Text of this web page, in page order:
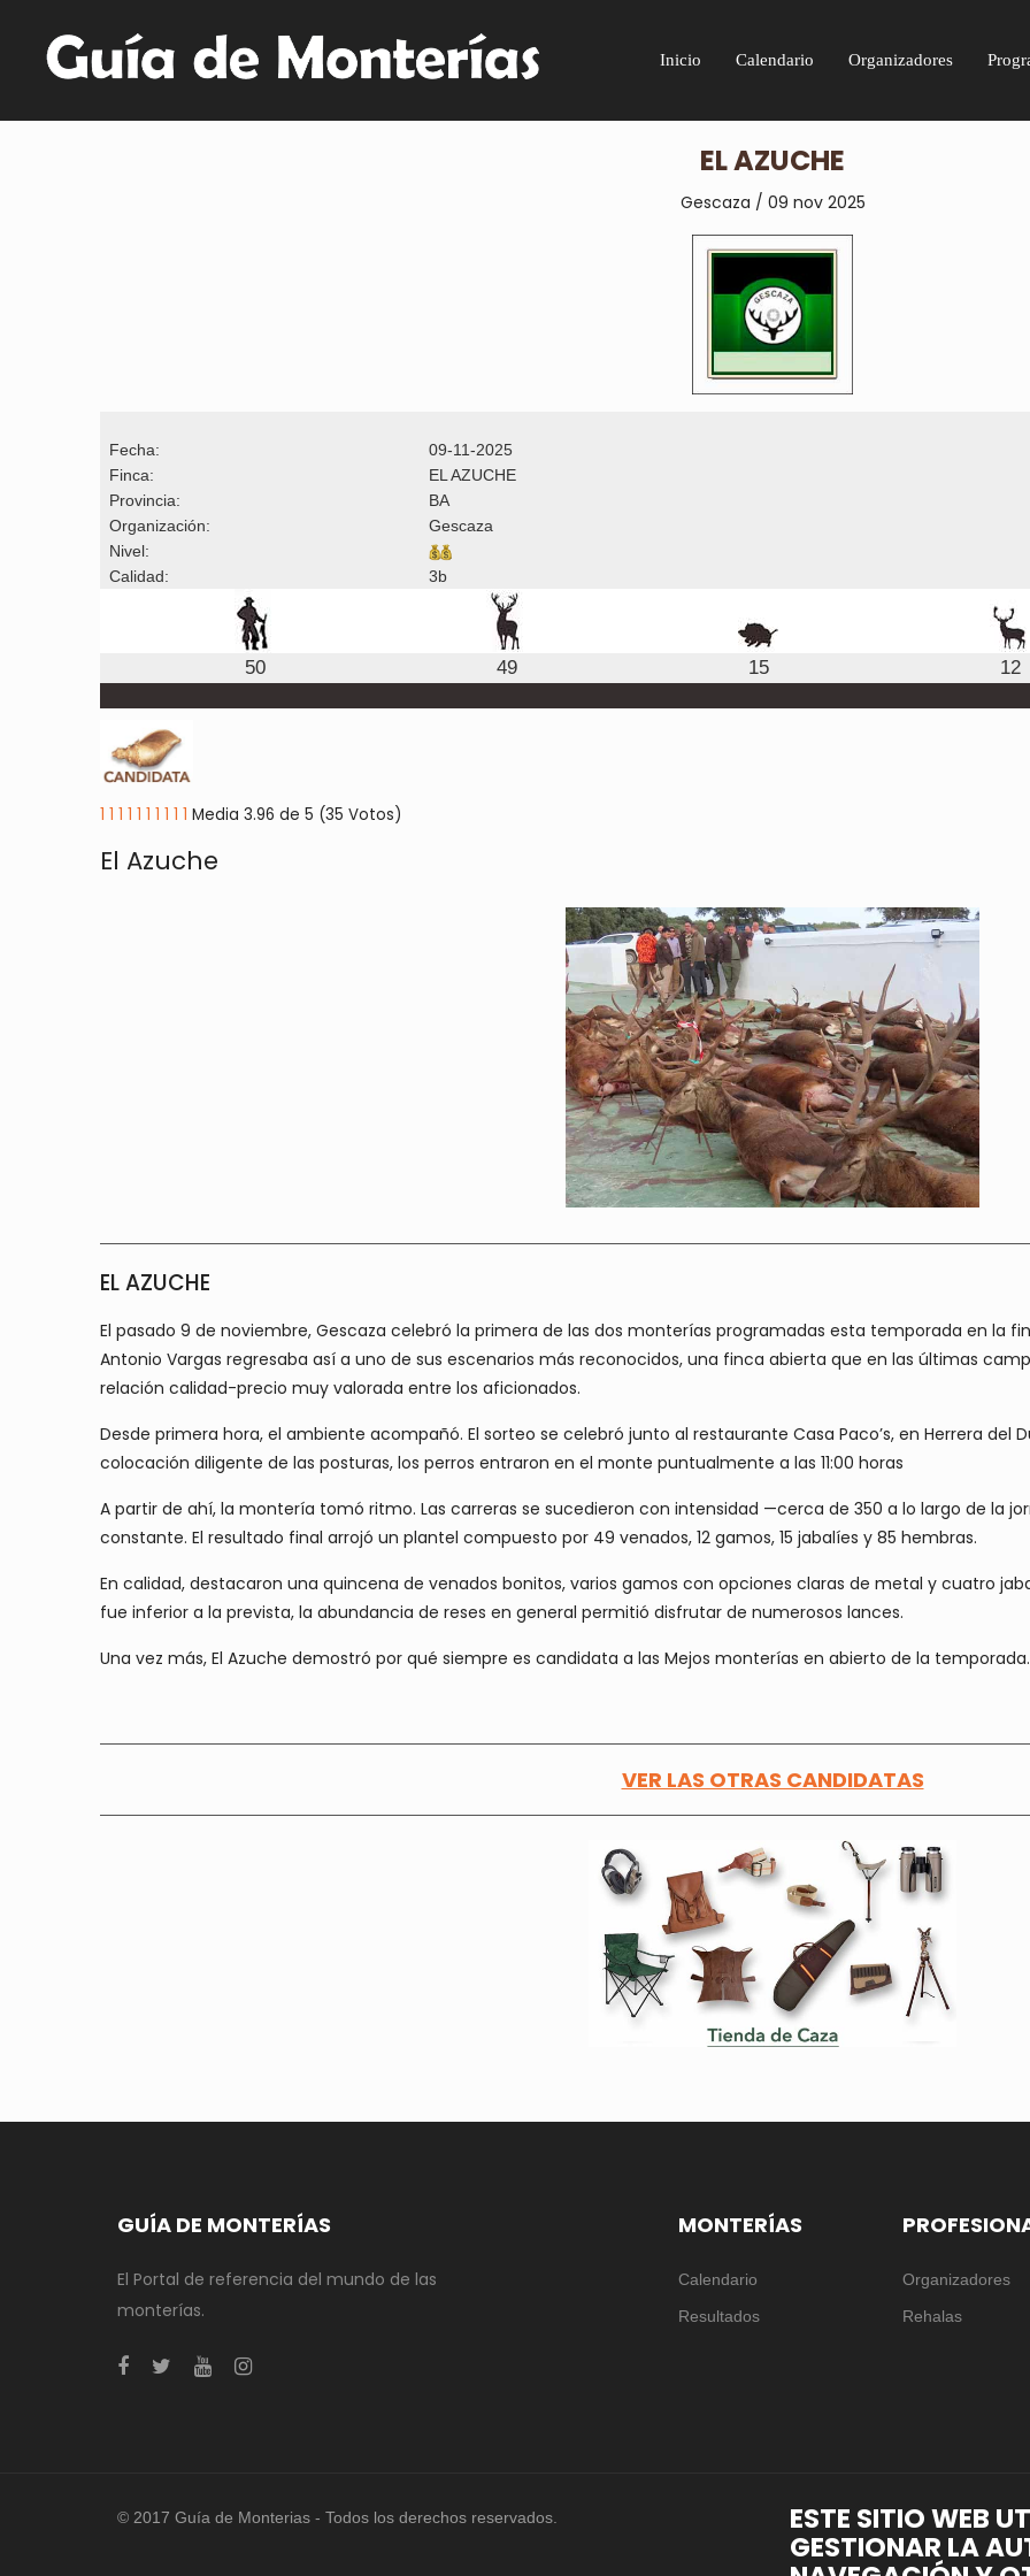
Inicio Calendario Organizadores
EL AZUCHE
Gescaza / 09 nov 2025
Fecha:
09-11-2025
Finca:
EL AZUCHE
Provincia:
BA
Organización:
Gescaza
Nivel:
Calidad:
3b
50 49 15 12
1 1 1 1 1 1 1 1 1 1 Media 3.96 de 5 (35 Votos)
El Azuche
EL AZUCHE
El pasado 9 de noviembre, Gescaza celebró la primera de las dos monterías programadas esta temporada en la
Antonio Vargas regresaba así a uno de sus escenarios más reconocidos, una finca abierta que en las últimas
relación calidad-precio muy valorada entre los aficionados.
Desde primera hora, el ambiente acompañó. El sorteo se celebró junto al restaurante Casa Paco’s, en Herrera del
colocación diligente de las posturas, los perros entraron en el monte puntualmente a las 11:00 horas
A partir de ahí, la montería tomó ritmo. Las carreras se sucedieron con intensidad —cerca de 350 a lo largo de la
constante. El resultado final arrojó un plantel compuesto por 49 venados, 12 gamos, 15 jabalíes y 85 hembras.
En calidad, destacaron una quincena de venados bonitos, varios gamos con opciones claras de metal y cuatro
fue inferior a la prevista, la abundancia de reses en general permitió disfrutar de numerosos lances.
Una vez más, El Azuche demostró por qué siempre es candidata a las Mejos monterías en abierto de la temporada.
VER LAS OTRAS CANDIDATAS
GUÍA DE MONTERÍAS
El Portal de referencia del mundo de las
monterías.
MONTERÍAS
Calendario
Resultados
Organizadores
Rehalas
© 2017 Guía de Monterias - Todos los derechos reservados. ESTE SITIO WEB
GESTIONAR LA